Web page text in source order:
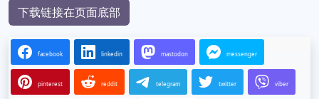
下载链接在页面底部
facebook linkedin mastodon messenger
pinterest reddit telegram twitter viber